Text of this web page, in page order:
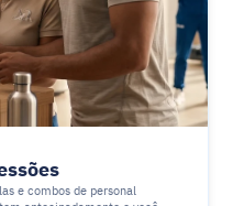
e combos de personal